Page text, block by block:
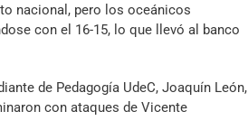
nacional, pero los oceánicos
con el 16-15, lo que llevó al banco
de Pedagogía UdeC, Joaquín León,
con ataques de Vicente